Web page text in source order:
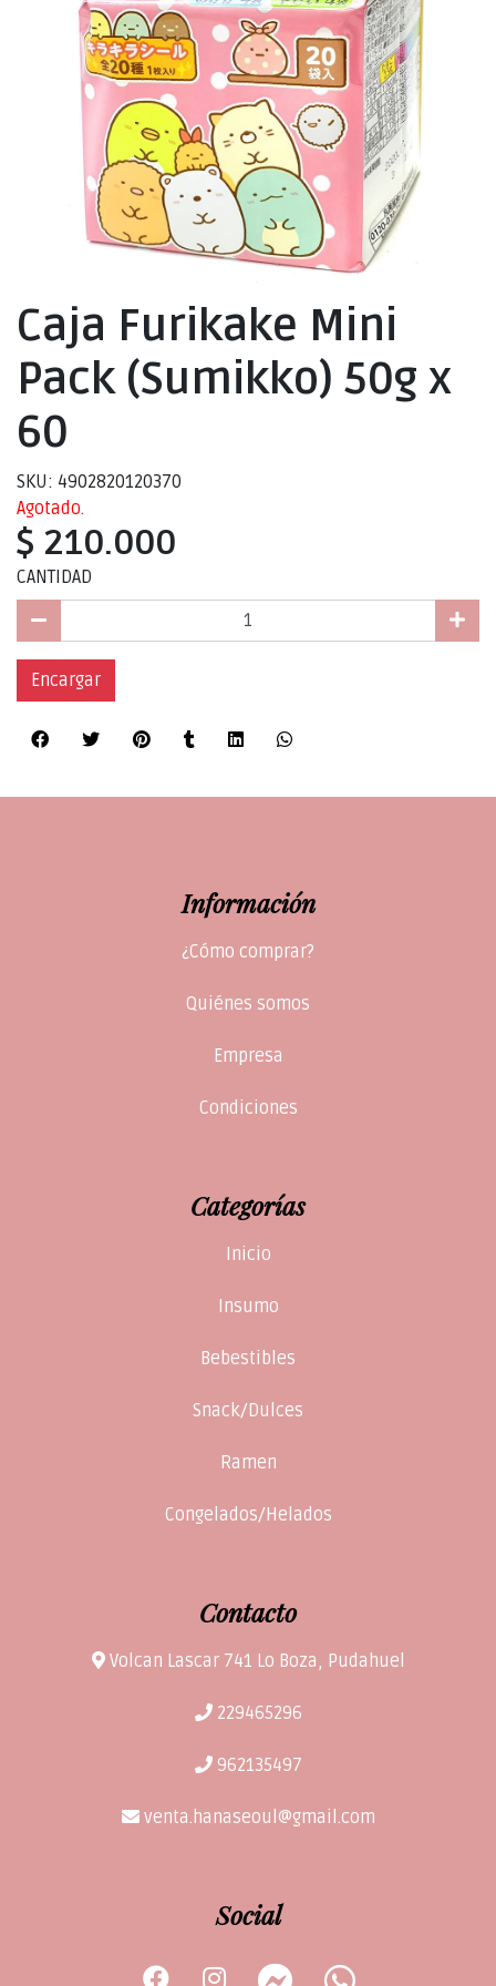
Caja Furikake Mini
Pack (Sumikko) 50g x
60
SKU: 4902820120370
Agotado.
$ 210.000
CANTIDAD
Encargar
Información
¿Cómo comprar?
Quiénes somos
Empresa
Condiciones
Categorías
Inicio
Insumo
Bebestibles
Snack/Dulces
Ramen
Congelados/Helados
Contacto
Volcan Lascar 741 Lo Boza, Pudahuel
229465296
962135497
venta.hanaseoul@gmail.com
Social